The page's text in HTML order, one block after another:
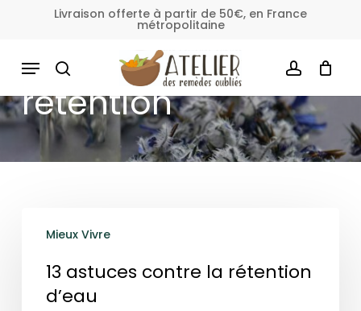
content
Livraison offerte à partir de 50€, en France
métropolitaine
SEARCH ACCOUNT
MENU panier
rétention
astuces
rétention
Mieux Vivre
13 astuces contre la rétention
d’eau